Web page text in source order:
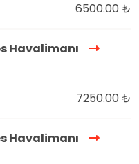
6500.00 ₺
Havalimanı
7250.00 ₺
Havalimanı